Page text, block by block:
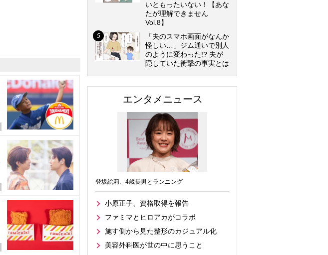
いともったいない！【あな
たが理解できません
Vol.8】
「夫のスマホ画面がなんか
怪しい…」ジム通いで別人
のように変わった!? 夫が
隠していた衝撃の事実とは
エンタメニュース
登坂絵莉、4歳長男とランニング
小原正子、資格取得を報告
ファミマとヒロアカがコラボ
施す側から見た整形のカジュアル化
美容外科医が世の中に思うこと